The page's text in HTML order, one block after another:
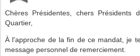
Chères Présidentes, chers Présidents
Quartier,
À l'approche de la fin de ce mandat, je
message personnel de remerciement.